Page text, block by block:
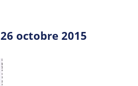
octobre 2015